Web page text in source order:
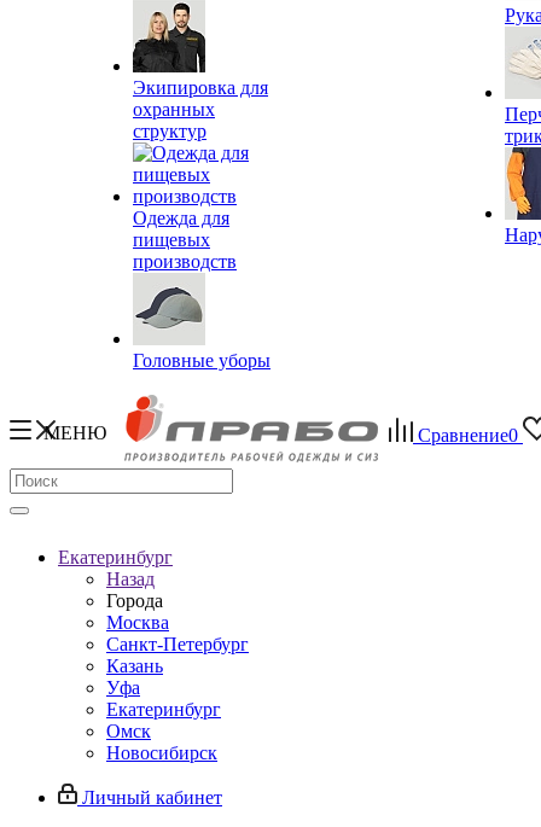
Экипировка для
охранных
структур
Одежда для
пищевых
производств
Головные уборы
МЕНЮ Сравнение0
Екатеринбург
Назад
Города
Москва
Санкт-Петербург
Казань
Уфа
Екатеринбург
Омск
Новосибирск
Личный кабинет